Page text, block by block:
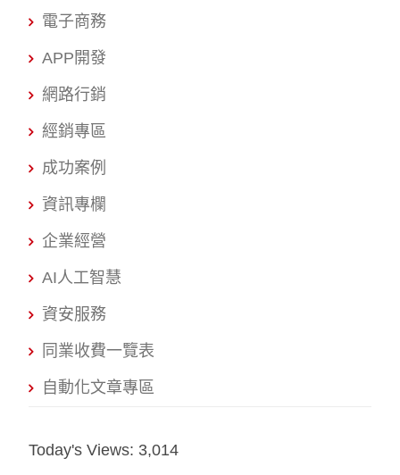
電子商務
APP開發
網路行銷
經銷專區
成功案例
資訊專欄
企業經營
AI人工智慧
資安服務
同業收費一覽表
自動化文章專區
Today's Views: 3,014